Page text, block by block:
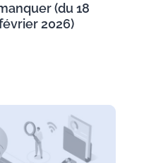
(du 18
2026)